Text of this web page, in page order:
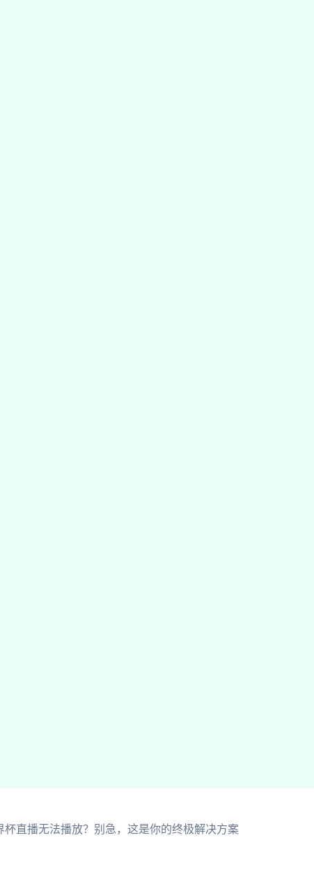
杯直播无法播放？别急，这是你的终极解决方案